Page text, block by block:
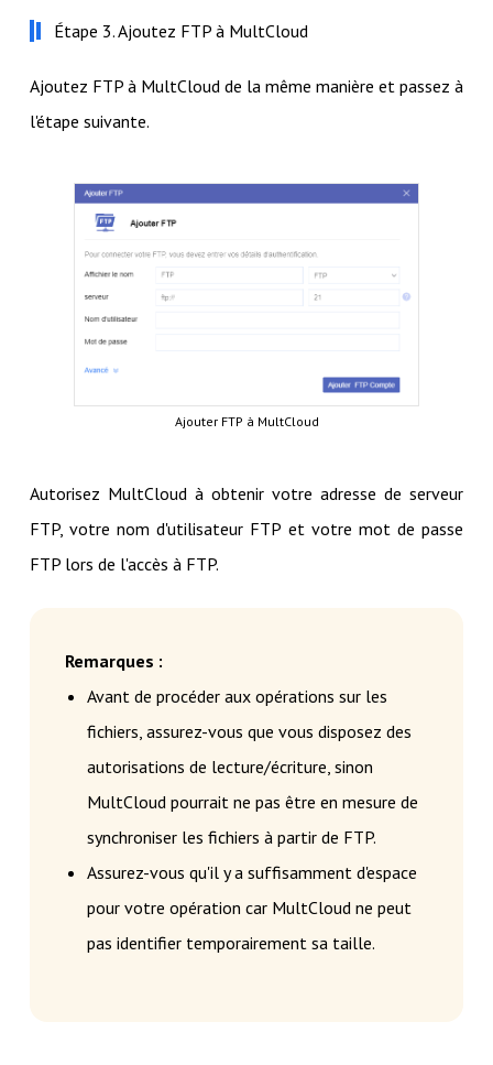
Étape 3. Ajoutez FTP à MultCloud
Ajoutez FTP à MultCloud de la même manière et passez à
l'étape suivante.
Ajouter FTP à MultCloud
Autorisez MultCloud à obtenir votre adresse de serveur
FTP, votre nom d'utilisateur FTP et votre mot de passe
FTP lors de l'accès à FTP.
Remarques :
Avant de procéder aux opérations sur les
fichiers, assurez-vous que vous disposez des
autorisations de lecture/écriture, sinon
MultCloud pourrait ne pas être en mesure de
synchroniser les fichiers à partir de FTP.
Assurez-vous qu'il y a suffisamment d'espace
pour votre opération car MultCloud ne peut
pas identifier temporairement sa taille.